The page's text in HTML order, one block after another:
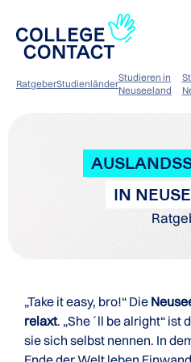
RatgeberStudienländer
Studieren in
Neuseeland
IN
„Take it easy, bro!“ Die
relaxt. „She´ll be alright“ ist
sie sich selbst nennen. In